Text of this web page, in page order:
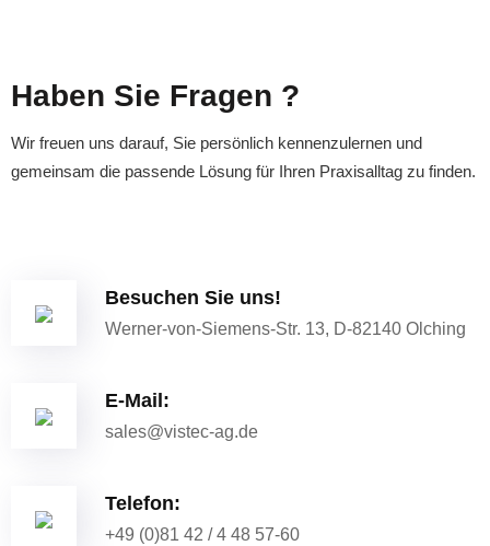
Haben Sie Fragen ?
Wir freuen uns darauf, Sie persönlich kennenzulernen und
gemeinsam die passende Lösung für Ihren Praxisalltag zu finden.
Besuchen Sie uns!
Werner-von-Siemens-Str. 13, D-82140 Olching
E-Mail:
sales@vistec-ag.de
Telefon:
+49 (0)81 42 / 4 48 57-60